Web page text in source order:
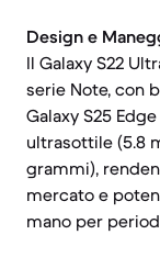
Design e
Il Galaxy S22
serie Note, con
Galaxy S25
ultrasottile (5.8
grammi),
mercato e
mano per